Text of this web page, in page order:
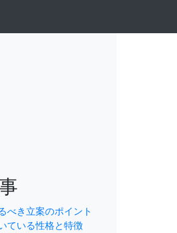
べき立案のポイント
ている性格と特徴